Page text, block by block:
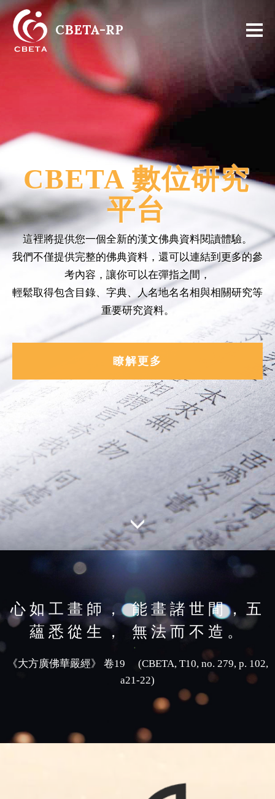
CBETA-RP
CBETA 數位研究
平台
這裡將提供您一個全新的漢文佛典資料閱讀體驗。
我們不僅提供完整的佛典資料，還可以連結到更多的參
考內容，讓你可以在彈指之間，
輕鬆取得包含目錄、字典、人名地名名相與相關研究等
重要研究資料。
瞭解更多
心如工畫師， 能畫諸世間， 五
蘊悉從生， 無法而不造。
《大方廣佛華嚴經》 卷19 (CBETA, T10, no. 279, p. 102,
a21-22)